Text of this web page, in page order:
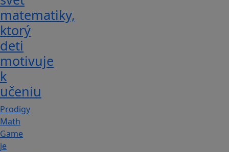
matematiky,
ktorý
deti
motivuje
k
učeniu
Prodigy
Math
Game
je